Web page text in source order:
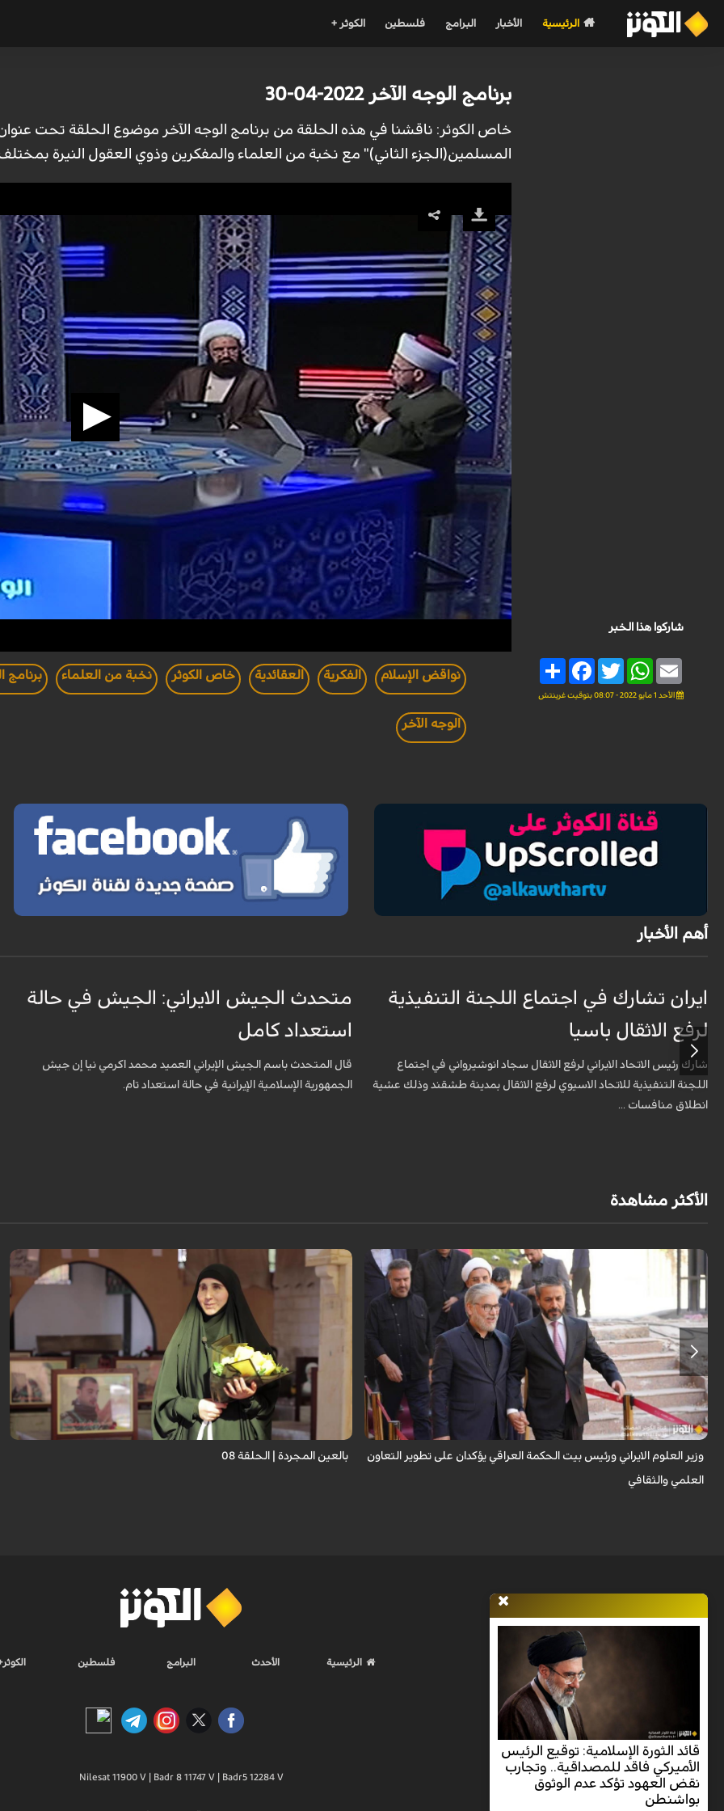
الرئيسية الأخبار البرامج فلسطين الكوثر +
شاركوا هذا الخبر
Share
FacebookTwitter
WhatsAppEmail
الأحد 1 مايو 2022 - 08:07 بتوقيت غرينتش
برنامج الوجه الآخر 2022-04-30
خاص الكوثر: ناقشنا في هذه الحلقة من برنامج الوجه الآخر موضوع الحلقة تحت
المسلمين(الجزء الثاني)" مع نخبة من العلماء والمفكرين وذوي العقول النيرة
نواقض الإسلام الفكرية العقائدية خاص الكوثر نخبة من العلماء برنامج
الوجه الآخر
أهم الأخبار
ايران تشارك في اجتماع اللجنة التنفيذية
لرفع الاثقال باسيا
شارك رئيس الاتحاد الايراني لرفع الاثقال سجاد انوشيرواني في اجتماع
اللجنة التنفيذية للاتحاد الاسيوي لرفع الاثقال بمدينة طشقند وذلك عشية
انطلاق منافسات ...
متحدث الجيش الايراني: الجيش في حالة
استعداد كامل
قال المتحدث باسم الجيش الإيراني العميد محمد اكرمي نيا إن جيش
الجمهورية الإسلامية الإيرانية في حالة استعداد تام.
الأكثر مشاهدة
التقى وزير العلوم والبحوث والتكنولوجيا الايراني، حسين سيمائي صراف، خلال
زيارته للعراق، مع نعيم العبودي، رئيس بيت الحكمة العراقي، وبحثا استراتيجيات
تط...
وزير العلوم الايراني ورئيس بيت الحكمة العراقي يؤكدان على تطوير التعاون
العلمي والثقافي
برنامج "بالعين المجردة" هو توثيق إنسانيٌّ شجاعٌ للحياة تحت وطأة الحرب، حيث
نستمع فيه إلى شهاداتٍ حيّةٍ لأشخاص عايشوا التفجيرات والدمار، فنرى بعيونهم
بالعين المجردة | الحلقة 08
قائد الثورة الإسلامية: توقيع الرئيس
الأميركي فاقد للمصداقية.. وتجارب
نقض العهود تؤكد عدم الوثوق
بواشنطن
الرئيسية الأحدث البرامج فلسطين
Nilesat 11900 V | Badr 8 11747 V | Badr5 12284 V